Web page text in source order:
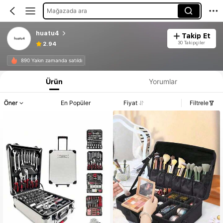
Mağazada ara
huatu4
2.94
Takip Et
30 Takipçiler
890 Yakın zamanda satıldı
Ürün Yorumlar
Öner En Popüler Fiyat Filtrele